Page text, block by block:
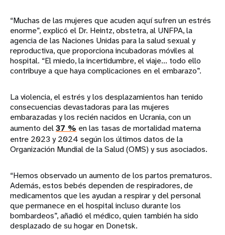
“Muchas de las mujeres que acuden aquí sufren un estrés
enorme”, explicó el Dr. Heintz, obstetra, al UNFPA, la
agencia de las Naciones Unidas para la salud sexual y
reproductiva, que proporciona incubadoras móviles al
hospital. “El miedo, la incertidumbre, el viaje... todo ello
contribuye a que haya complicaciones en el embarazo”.
La violencia, el estrés y los desplazamientos han tenido
consecuencias devastadoras para las mujeres
embarazadas y los recién nacidos en Ucrania, con un
aumento del37 % en las tasas de mortalidad materna
entre 2023 y 2024 según los últimos datos de la
Organización Mundial de la Salud (OMS) y sus asociados.
“Hemos observado un aumento de los partos prematuros.
Además, estos bebés dependen de respiradores, de
medicamentos que les ayudan a respirar y del personal
que permanece en el hospital incluso durante los
bombardeos”, añadió el médico, quien también ha sido
desplazado de su hogar en Donetsk.